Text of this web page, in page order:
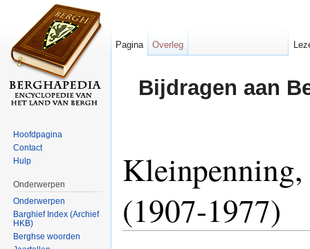
Bijdragen aan
Kleinpenning,
(1907-1977)
Pagina Overleg
Hoofdpagina
Contact
Hulp
Onderwerpen
Onderwerpen
Barghief Index (Archief
HKB)
Berghse woorden